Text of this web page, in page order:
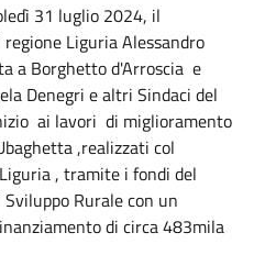
31 luglio 2024, il
Liguria Alessandro
a Borghetto d'Arroscia e
Denegri e altri Sindaci del
ai lavori di miglioramento
,realizzati col
, tramite i fondi del
Rurale con un
di circa 483mila